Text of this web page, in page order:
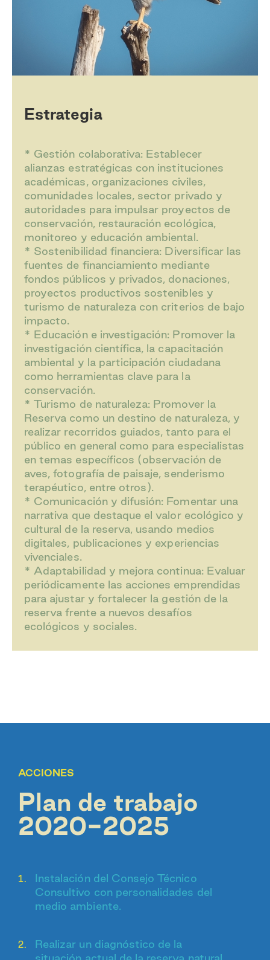
Estrategia
* Gestión colaborativa: Establecer
alianzas estratégicas con instituciones
académicas, organizaciones civiles,
comunidades locales, sector privado y
autoridades para impulsar proyectos de
conservación, restauración ecológica,
monitoreo y educación ambiental.
* Sostenibilidad financiera: Diversificar las
fuentes de financiamiento mediante
fondos públicos y privados, donaciones,
proyectos productivos sostenibles y
turismo de naturaleza con criterios de bajo
impacto.
* Educación e investigación: Promover la
investigación científica, la capacitación
ambiental y la participación ciudadana
como herramientas clave para la
conservación.
* Turismo de naturaleza: Promover la
Reserva como un destino de naturaleza, y
realizar recorridos guiados, tanto para el
público en general como para especialistas
en temas específicos (observación de
aves, fotografía de paisaje, senderismo
terapéutico, entre otros).
* Comunicación y difusión: Fomentar una
narrativa que destaque el valor ecológico y
cultural de la reserva, usando medios
digitales, publicaciones y experiencias
vivenciales.
* Adaptabilidad y mejora continua: Evaluar
periódicamente las acciones emprendidas
para ajustar y fortalecer la gestión de la
reserva frente a nuevos desafíos
ecológicos y sociales.
ACCIONES
Plan de trabajo
2020-2025
Instalación del Consejo Técnico
Consultivo con personalidades del
medio ambiente.
Realizar un diagnóstico de la
situación actual de la reserva natural